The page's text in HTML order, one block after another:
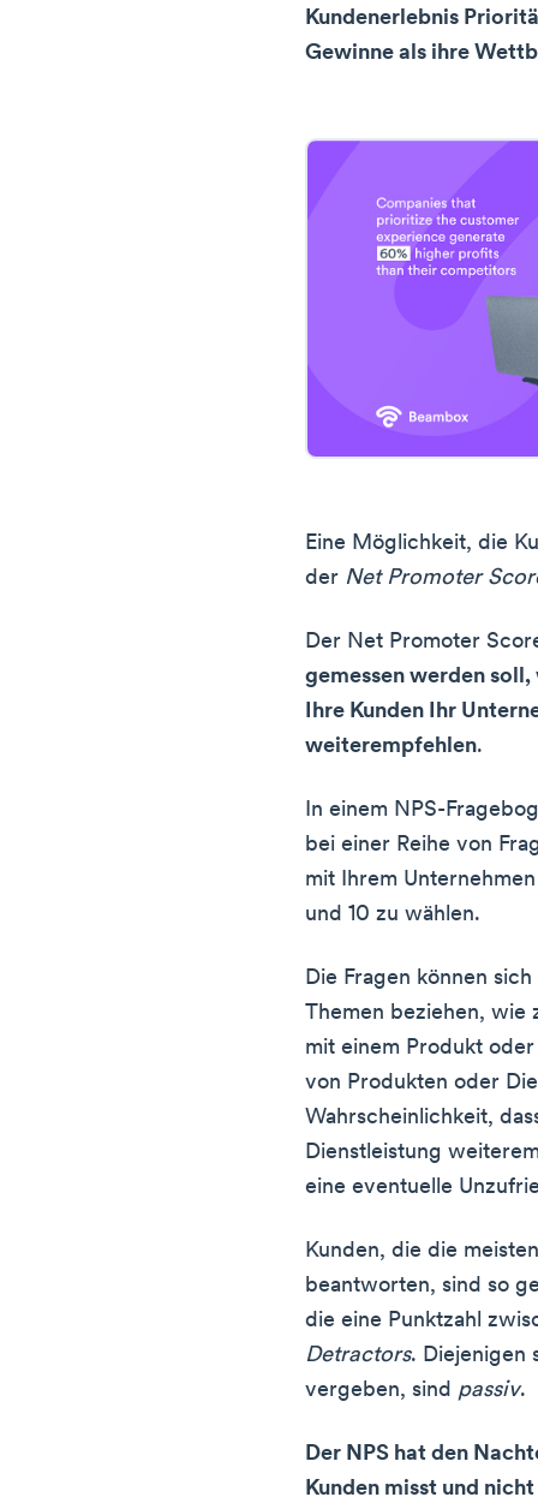
Kundenerlebnis
Gewinne als ihre
Eine Möglichkeit, die
der Net Promoter
Der Net Promoter
gemessen werden
Ihre Kunden Ihr
weiterempfehlen.
In einem NPS-
bei einer Reihe von
mit Ihrem
und 10 zu wählen.
Die Fragen können
Themen beziehen, wie
mit einem Produkt
von Produkten oder
Wahrscheinlichkeit,
Dienstleistung
eine eventuelle
Kunden, die die
beantworten, sind so
die eine Punktzahl
Detractors. Diejenigen
vergeben, sind passiv.
Der NPS hat den
Kunden misst und